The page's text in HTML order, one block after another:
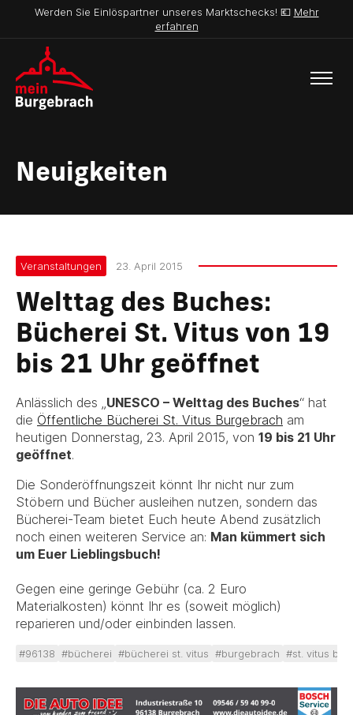
Werden Sie Einlöspartner unseres Marktschecks! 💶 Mehr
erfahren
Neuigkeiten
Veranstaltungen 23. April 2015
Welttag des Buches:
Bücherei St. Vitus von 19
bis 21 Uhr geöffnet
Anlässlich des „UNESCO – Welttag des Buches“ hat
die Öffentliche Bücherei St. Vitus Burgebrach am
heutigen Donnerstag, 23. April 2015, von 19 bis 21 Uhr
geöffnet.
Die Sonderöffnungszeit könnt Ihr nicht nur zum
Stöbern und Bücher ausleihen nutzen, sondern das
Bücherei-Team bietet Euch heute Abend zusätzlich
noch einen weiteren Service an: Man kümmert sich
um Euer Lieblingsbuch!
Gegen eine geringe Gebühr (ca. 2 Euro
Materialkosten) könnt Ihr es (soweit möglich)
reparieren und/oder einbinden lassen.
#96138 #bücherei #bücherei st. vitus #burgebrach #st. vitus